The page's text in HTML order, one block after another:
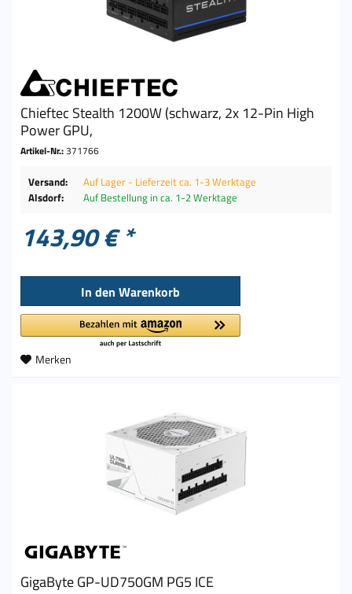
Chieftec Stealth 1200W (schwarz, 2x 12-Pin High
Power GPU,
Artikel-Nr.:371766
Versand:
Auf Lager - Lieferzeit ca. 1-3 Werktage
Alsdorf:
Auf Bestellung in ca. 1-2 Werktage
143,90 € *
In den Warenkorb
Merken
GigaByte GP-UD750GM PG5 ICE